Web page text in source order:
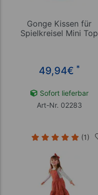
Gonge Kissen für
Spielkreisel Mini Top
49,94€ *
Sofort lieferbar
Art-Nr. 02283
(1)